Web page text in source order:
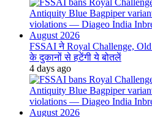
FSSAI ने Royal Challenge,
के दुकानों से हटेंगी ये बोतलें
4 days ago